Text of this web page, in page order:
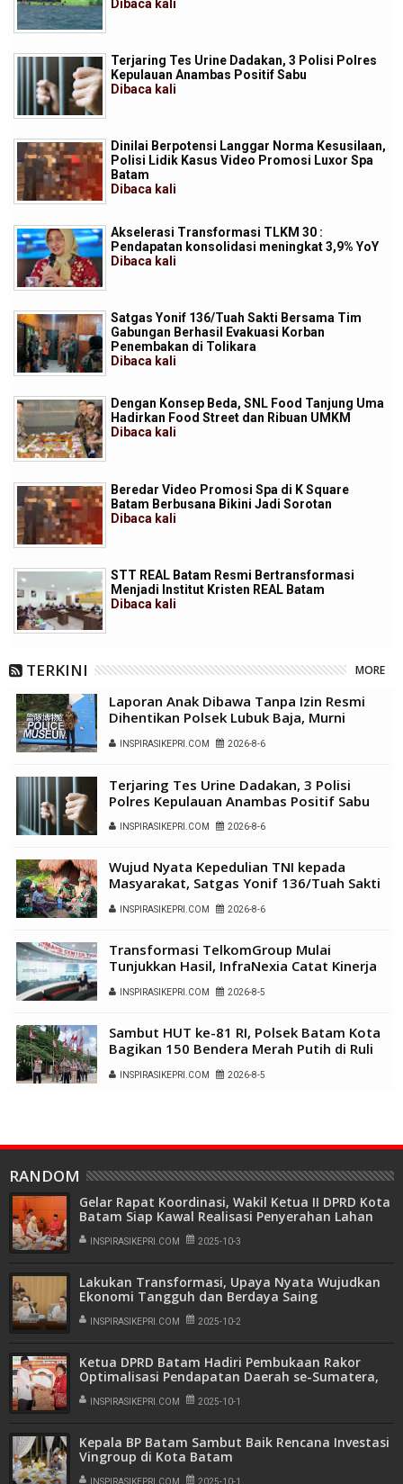
Dibaca kali
Terjaring Tes Urine Dadakan, 3 Polisi Polres
Kepulauan Anambas Positif Sabu
Dibaca kali
Dinilai Berpotensi Langgar Norma Kesusilaan,
Polisi Lidik Kasus Video Promosi Luxor Spa
Batam
Dibaca kali
Akselerasi Transformasi TLKM 30 :
Pendapatan konsolidasi meningkat 3,9% YoY
Dibaca kali
Satgas Yonif 136/Tuah Sakti Bersama Tim
Gabungan Berhasil Evakuasi Korban
Penembakan di Tolikara
Dibaca kali
Dengan Konsep Beda, SNL Food Tanjung Uma
Hadirkan Food Street dan Ribuan UMKM
Dibaca kali
Beredar Video Promosi Spa di K Square
Batam Berbusana Bikini Jadi Sorotan
Dibaca kali
STT REAL Batam Resmi Bertransformasi
Menjadi Institut Kristen REAL Batam
Dibaca kali
TERKINI MORE
Laporan Anak Dibawa Tanpa Izin Resmi
Dihentikan Polsek Lubuk Baja, Murni
Sengketa Hak Asuh
INSPIRASIKEPRI.COM 2026-8-6
Terjaring Tes Urine Dadakan, 3 Polisi
Polres Kepulauan Anambas Positif Sabu
INSPIRASIKEPRI.COM 2026-8-6
Wujud Nyata Kepedulian TNI kepada
Masyarakat, Satgas Yonif 136/Tuah Sakti
Gelar Pengobatan Keliling di Kampung
Kalome
INSPIRASIKEPRI.COM 2026-8-6
Transformasi TelkomGroup Mulai
Tunjukkan Hasil, InfraNexia Catat Kinerja
Positif Perkuat Infrastruktur Digital
Nasional
INSPIRASIKEPRI.COM 2026-8-5
Sambut HUT ke-81 RI, Polsek Batam Kota
Bagikan 150 Bendera Merah Putih di Ruli
Kampung Belian Perpat
INSPIRASIKEPRI.COM 2026-8-5
RANDOM
Gelar Rapat Koordinasi, Wakil Ketua II DPRD Kota
Batam Siap Kawal Realisasi Penyerahan Lahan
Fasos di Perumahan Tiban Harmoni
INSPIRASIKEPRI.COM 2025-10-3
Lakukan Transformasi, Upaya Nyata Wujudkan
Ekonomi Tangguh dan Berdaya Saing
INSPIRASIKEPRI.COM 2025-10-2
Ketua DPRD Batam Hadiri Pembukaan Rakor
Optimalisasi Pendapatan Daerah se-Sumatera,
Jawa, dan Kalimantan di Batam
INSPIRASIKEPRI.COM 2025-10-1
Kepala BP Batam Sambut Baik Rencana Investasi
Vingroup di Kota Batam